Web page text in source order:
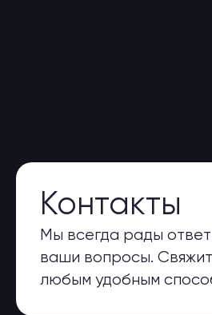
Контакты
Мы всегда рады
ваши вопросы.
любым удобным